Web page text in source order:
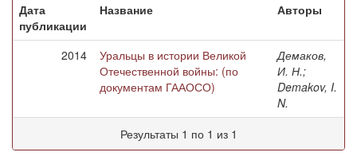
Дата
публикации
Название Авторы
2014
Уральцы в истории Великой
Отечественной войны: (по
документам ГААОСО)
Демаков,
И. Н.;
Demakov, I.
N.
Результаты 1 по 1 из 1